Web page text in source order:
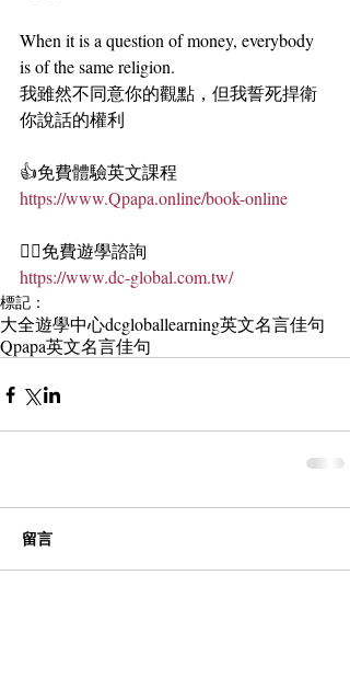
When it is a question of money, everybody
is of the same religion.
我雖然不同意你的觀點，但我誓死捍衛
你說話的權利
👍免費體驗英文課程
https://www.Qpapa.online/book-online
🏄‍♀️免費遊學諮詢
https://www.dc-global.com.tw/
標記：
大全遊學中心dcgloballearning英文名言佳句
Qpapa英文名言佳句
留言